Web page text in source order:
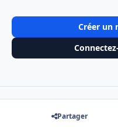
Créer un
Partager